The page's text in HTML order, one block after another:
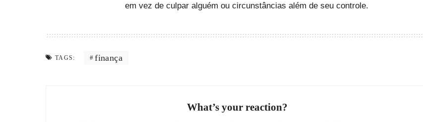
em vez de culpar alguém ou circunstâncias além de seu controle.
TAGS: finança
What’s your reaction?